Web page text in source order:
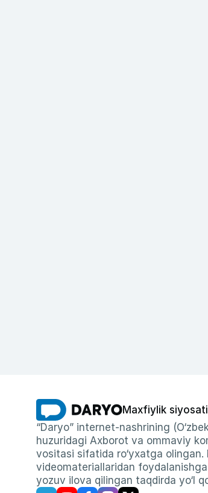
Maxfiylik siyosati
“Daryo” internet-nashrining
huzuridagi Axborot va ommaviy
vositasi sifatida ro‘yxatga
videomateriallaridan
yozuv ilova qilingan taqdirda yo‘l